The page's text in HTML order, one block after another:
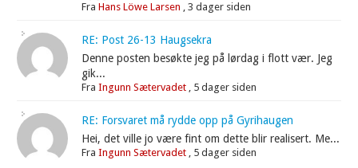
FraHans Löwe Larsen ,3 dager siden
RE: Post 26-13 Haugsekra
Denne posten besøkte jeg på lørdag i flott vær. Jeg
gik...
FraIngunn Sætervadet , 5 dager siden
RE: Forsvaret må rydde opp på Gyrihaugen
Hei, det ville jo være fint om dette blir realisert. Me...
FraIngunn Sætervadet , 5 dager siden